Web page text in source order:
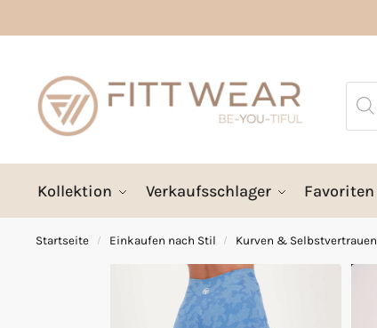
Kollektion Verkaufsschlager Favoriten
Startseite / Einkaufen nach Stil / Kurven & Selbstvertrauen